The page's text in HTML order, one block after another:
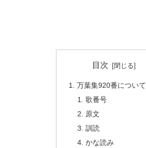
目次
万葉集920番について
歌番号
原文
訓読
かな読み